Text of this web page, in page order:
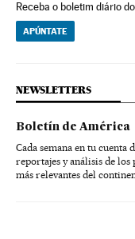
Receba o boletim diário do
APÚNTATE
NEWSLETTERS
Boletín de América
Cada semana en tu cuenta
reportajes y análisis de los
más relevantes del